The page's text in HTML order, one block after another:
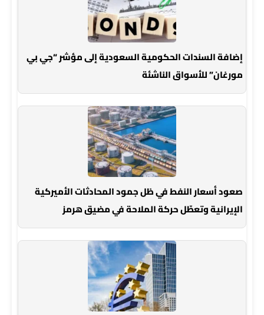
إضافة السندات الحكومية السعودية إلى مؤشر “جي بي
مورغان” للأسواق الناشئة
صعود أسعار النفط في ظل جمود المحادثات الأميركية
الإيرانية وتعطّل حركة الملاحة في مضيق هرمز